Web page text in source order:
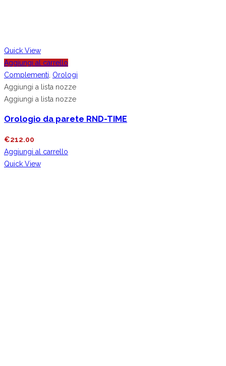
Quick View
Aggiungi al carrello
Complementi Orologi
Aggiungi a lista nozze
Aggiungi a lista nozze
Orologio da parete RND-TIME
€212.00
Aggiungi al carrello
Quick View